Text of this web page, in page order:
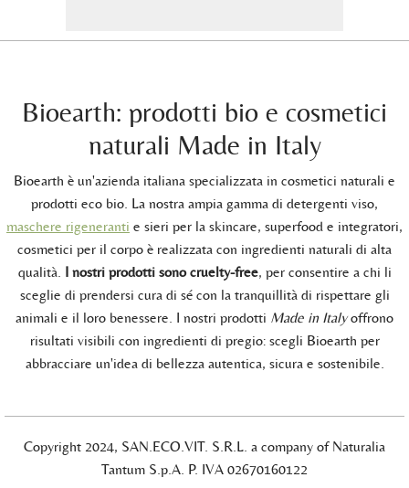
Bioearth: prodotti bio e cosmetici
naturali Made in Italy
Bioearth è un'azienda italiana specializzata in cosmetici naturali e
prodotti eco bio. La nostra ampia gamma di detergenti viso,
maschere rigeneranti e sieri per la skincare, superfood e integratori,
cosmetici per il corpo è realizzata con ingredienti naturali di alta
qualità. I nostri prodotti sono cruelty-free, per consentire a chi li
sceglie di prendersi cura di sé con la tranquillità di rispettare gli
animali e il loro benessere. I nostri prodotti Made in Italyoffrono
risultati visibili con ingredienti di pregio: scegli Bioearth per
abbracciare un'idea di bellezza autentica, sicura e sostenibile.
Copyright 2024, SAN.ECO.VIT. S.R.L. a company of Naturalia
Tantum S.p.A. P. IVA 02670160122